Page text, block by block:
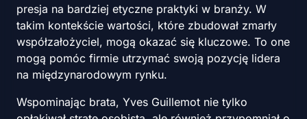
presja na bardziej etyczne praktyki w branży. W
takim kontekście wartości, które zbudował zmarły
współzałożyciel, mogą okazać się kluczowe. To one
mogą pomóc firmie utrzymać swoją pozycję lidera
na międzynarodowym rynku.
Wspominając brata, Yves Guillemot nie tylko